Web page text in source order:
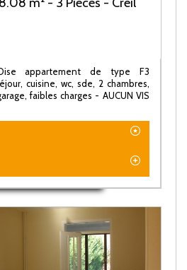
appartement de type F3
cuisine, wc, sde, 2 chambres,
faibles charges - AUCUN VIS